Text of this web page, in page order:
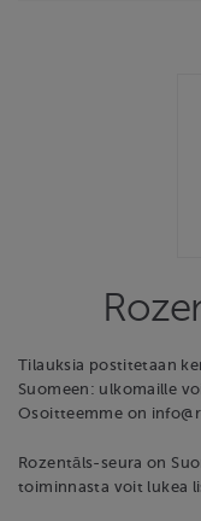
Tilauksia postitetaan
Suomeen: ulkomaille
Osoitteemme on
Rozentāls-seura on
toiminnasta voit lukea